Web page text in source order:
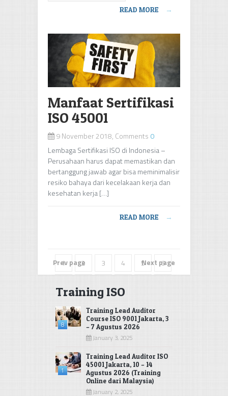
READ MORE →
Manfaat Sertifikasi
ISO 45001
9 November 2018, Comments 0
Lembaga Sertifikasi ISO di Indonesia –
Perusahaan harus dapat memastikan dan
bertanggung jawab agar bisa meminimalisir
resiko bahaya dari kecelakaan kerja dan
kesehatan kerja […]
READ MORE →
Prev page
1 2 3 4 5
6
Next page
Training ISO
8
Training Lead Auditor
Course ISO 9001 Jakarta, 3
– 7 Agustus 2026
January 3, 2025
1
Training Lead Auditor ISO
45001 Jakarta, 10 – 14
Agustus 2026 (Training
Online dari Malaysia)
January 2, 2025